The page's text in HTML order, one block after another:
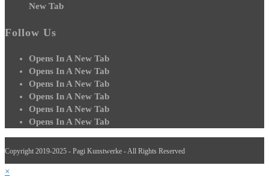
New Tab
Follow Us
Opens In A New Tab
Opens In A New Tab
Opens In A New Tab
Opens In A New Tab
Opens In A New Tab
Opens In A New Tab
Copyright 2019-2025 - Pagi Kunstwerke - All Rights Reserved
×